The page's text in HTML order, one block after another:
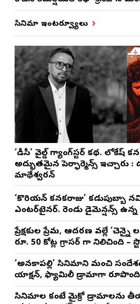
సినిమా ఇంటర్వ్యూలు
‘డీసీ’ వైల్డ్ గ్యాంగ్‌స్టర్ కథ. లోకేష్
అద్భుతమైన పెర్ఫార్మెన్స్ ఇచ్చారు :
మాథేశ్వరన్
‘కొరియన్ కనకరాజు’ కడుపుబ్బా
ఎంటర్‌టైనర్. రెండు డైమెన్షన్స్
నటించడం చాలా సంతృప్తినిచ్చింది
ప్రేక్షకుల ప్రేమ, ఆదరణ వల్లే
రూ. 50 కోట్ల గ్రాసర్ గా నిలిచింది –
ప్రొడ్యూసర్ సాయి రాజేష్
‘అనకాపల్లి’ సినిమాని మంచి
యాక్షన్, ఫ్యామిలీ డ్రామాగా
త్రినాథరావు నక్కిన, కాండ్రేగుల
సినిమాల కంటే మైక్రో డ్రామాలను